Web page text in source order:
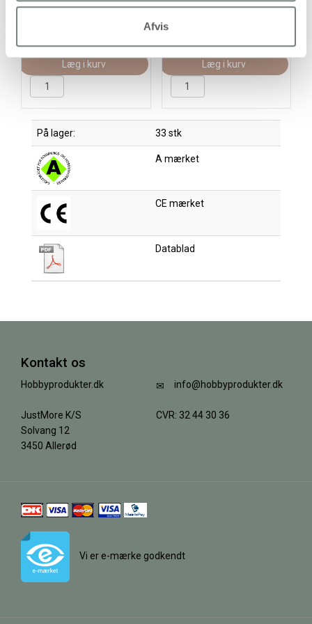
Afvis
Læg i kurv Læg i kurv
På lager: 33 stk
A mærket
CE mærket
Datablad
Kontakt os
Hobbyprodukter.dk
JustMore K/S
Solvang 12
3450 Allerød
info@hobbyprodukter.dk
CVR: 32 44 30 36
Vi er e-mærke godkendt